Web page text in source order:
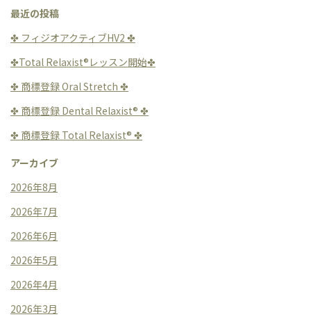
最近の投稿
✤ フィジオアクティブHV2 ✤
✤Total Relaxist®︎レッスン開始✤
✤ 商標登録 Oral Stretch ✤
✤ 商標登録 Dental Relaxist®︎ ✤
✤ 商標登録 Total Relaxist®︎ ✤
アーカイブ
2026年8月
2026年7月
2026年6月
2026年5月
2026年4月
2026年3月